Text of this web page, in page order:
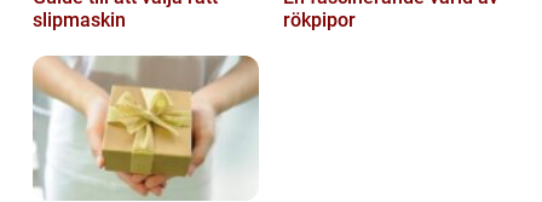
slipmaskin
rökpipor